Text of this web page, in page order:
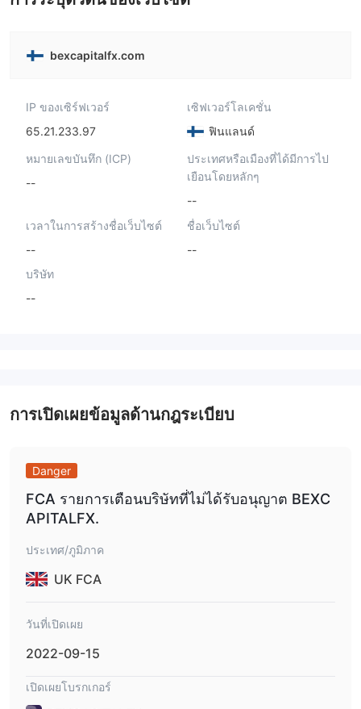
bexcapitalfx.com
IP ของเซิร์ฟเวอร์
65.21.233.97
เซิฟเวอร์โลเคชั่น
ฟินแลนด์
หมายเลขบันทึก (ICP)
--
ประเทศหรือเมืองที่ได้มีการไป
เยือนโดยหลักๆ
--
เวลาในการสร้างชื่อเว็บไซต์
--
ชื่อเว็บไซต์
--
บริษัท
--
การเปิดเผยข้อมูลด้านกฎระเบียบ
Danger
FCA รายการเตือนบริษัทที่ไม่ได้รับอนุญาต BEXC
APITALFX.
ประเทศ/ภูมิภาค
UK FCA
วันที่เปิดเผย
2022-09-15
เปิดเผยโบรกเกอร์